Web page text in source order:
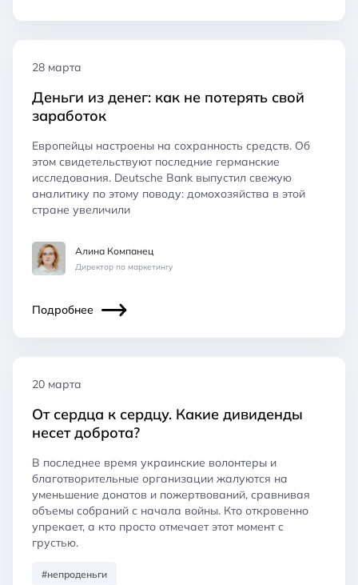
28 марта
Деньги из денег: как не потерять свой
заработок
Европейцы настроены на сохранность средств. Об
этом свидетельствуют последние германские
исследования. Deutsche Bank выпустил свежую
аналитику по этому поводу: домохозяйства в этой
стране увеличили
Алина Компанец
Директор по маркетингу
Подробнее
20 марта
От сердца к сердцу. Какие дивиденды
несет доброта?
В последнее время украинские волонтеры и
благотворительные организации жалуются на
уменьшение донатов и пожертвований, сравнивая
объемы собраний с начала войны. Кто откровенно
упрекает, а кто просто отмечает этот момент с
грустью.
#непроденьги